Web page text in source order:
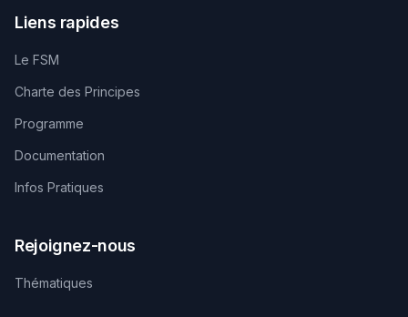
Liens rapides
Le FSM
Charte des Principes
Programme
Documentation
Infos Pratiques
Rejoignez-nous
Thématiques